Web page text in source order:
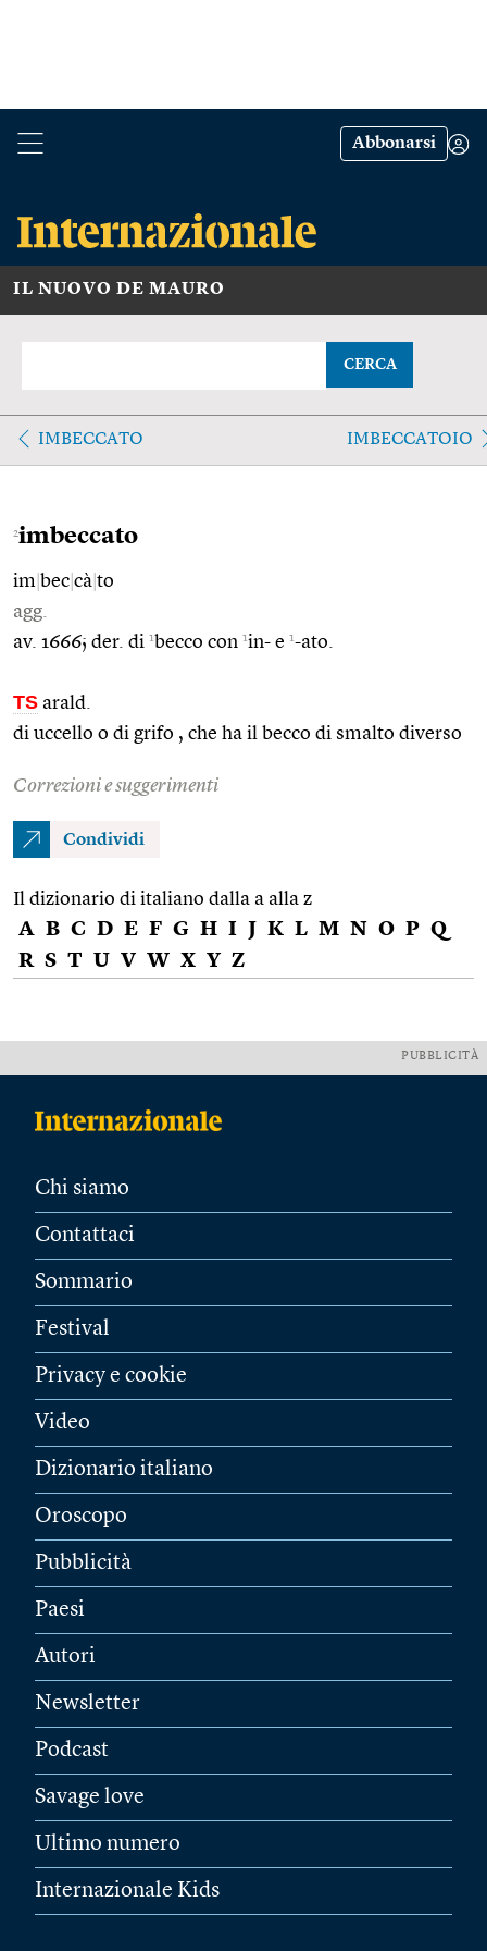
Abbonarsi
IL NUOVO DE MAURO
CERCA
IMBECCATO IMBECCATOIO
2imbeccato
im bec cà to
agg.
av. 1666; der. di 1becco con 1in- e 1-ato.
TS arald.
di uccello o di grifo , che ha il becco di smalto diverso
Correzioni e suggerimenti
Condividi
Il dizionario di italiano dalla a alla z
A B C D E F G H I J K L M N O P Q
R S T U V W X Y Z
PUBBLICITÀ
Chi siamo
Contattaci
Sommario
Festival
Privacy e cookie
Video
Dizionario italiano
Oroscopo
Pubblicità
Paesi
Autori
Newsletter
Podcast
Savage love
Ultimo numero
Internazionale Kids